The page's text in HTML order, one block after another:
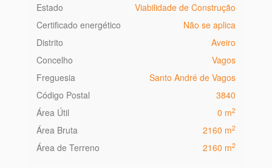
Estado
Viabilidade de Construção
Certificado energético
Não se aplica
Distrito
Aveiro
Concelho
Vagos
Freguesia
Santo André de Vagos
Código Postal
3840
Área Útil
0 m2
Área Bruta 2160 m2
Área de Terreno 2160 m2